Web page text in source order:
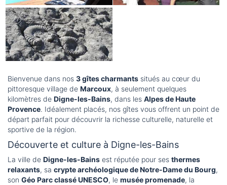
Bienvenue dans nos 3 gîtes charmants situés au cœur du
pittoresque village de Marcoux, à seulement quelques
kilomètres de Digne-les-Bains, dans les Alpes de Haute
Provence. Idéalement placés, nos gîtes vous offrent un point de
départ parfait pour découvrir la richesse culturelle, naturelle et
sportive de la région.
Découverte et culture à Digne-les-Bains
La ville de Digne-les-Bains est réputée pour ses thermes
relaxants, sa crypte archéologique de Notre-Dame du Bourg,
son Géo Parc classé UNESCO, le musée promenade, la